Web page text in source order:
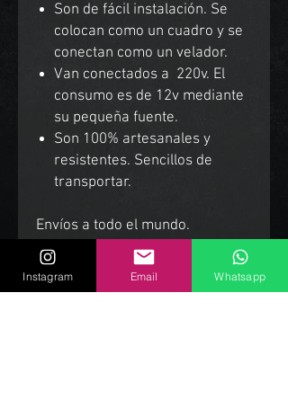
Son de fácil instalación. Se
colocan como un cuadro y se
conectan como un velador.
Van conectados a 220v. El
consumo es de 12v mediante
su pequeña fuente.
Son 100% artesanales y
resistentes. Sencillos de
transportar.
Envíos a todo el mundo.
Instagram Email Whatsapp